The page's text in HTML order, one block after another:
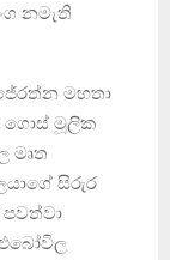
නමැති
මහතා
ගොස් මූලික
මෘත
සිරුර